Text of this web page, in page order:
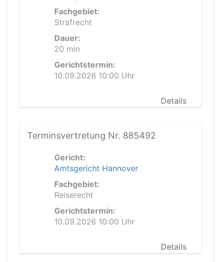
Fachgebiet:
Strafrecht
Dauer:
20 min
Gerichtstermin:
10.09.2026 10:00 Uhr
Details
Terminsvertretung Nr. 885492
Gericht:
Amtsgericht Hannover
Fachgebiet:
Reiserecht
Gerichtstermin:
10.09.2026 10:00 Uhr
Details